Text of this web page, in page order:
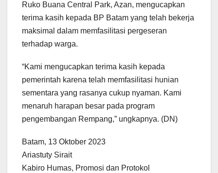
Ruko Buana Central Park, Azan, mengucapkan
terima kasih kepada BP Batam yang telah bekerja
maksimal dalam memfasilitasi pergeseran
terhadap warga.
“Kami mengucapkan terima kasih kepada
pemerintah karena telah memfasilitasi hunian
sementara yang rasanya cukup nyaman. Kami
menaruh harapan besar pada program
pengembangan Rempang,” ungkapnya. (DN)
Batam, 13 Oktober 2023
Ariastuty Sirait
Kabiro Humas, Promosi dan Protokol